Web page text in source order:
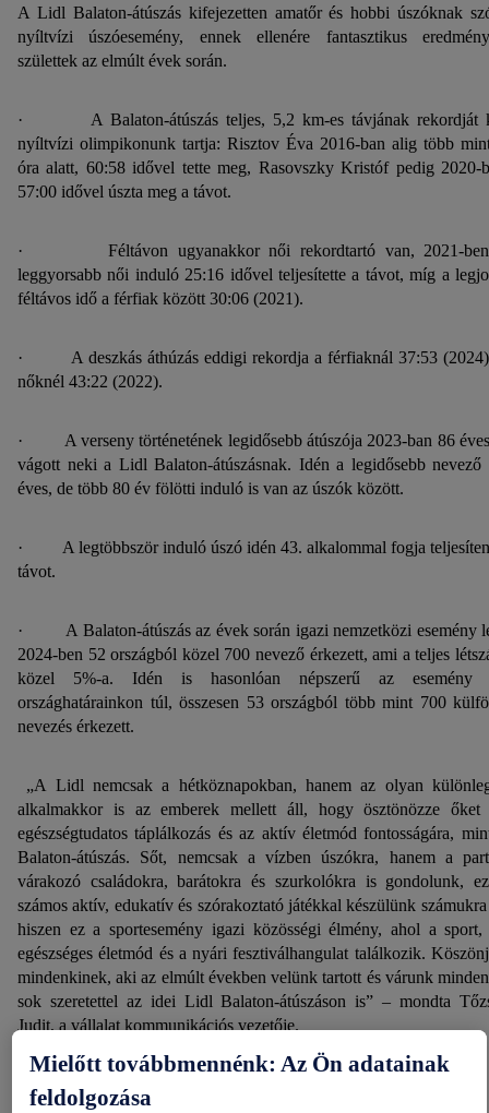
A Lidl Balaton-átúszás kifejezetten amatőr és hobbi úszóknak
nyíltvízi úszóesemény, ennek ellenére fantasztikus
születtek az elmúlt évek során.
· A Balaton-átúszás teljes, 5,2 km-es távjának rekordját
nyíltvízi olimpikonunk tartja: Risztov Éva 2016-ban alig több
óra alatt, 60:58 idővel tette meg, Rasovszky Kristóf pedig 2020-
57:00 idővel úszta meg a távot.
· Féltávon ugyanakkor női rekordtartó van, 2021-
leggyorsabb női induló 25:16 idővel teljesítette a távot, míg a
féltávos idő a férfiak között 30:06 (2021).
· A deszkás áthúzás eddigi rekordja a férfiaknál 37:53
nőknél 43:22 (2022).
· A verseny történetének legidősebb átúszója 2023-ban 86
vágott neki a Lidl Balaton-átúszásnak. Idén a legidősebb nevező
éves, de több 80 év fölötti induló is van az úszók között.
· A legtöbbször induló úszó idén 43. alkalommal fogja
távot.
· A Balaton-átúszás az évek során igazi nemzetközi esemény
2024-ben 52 országból közel 700 nevező érkezett, ami a teljes
közel 5%-a. Idén is hasonlóan népszerű az esemény
országhatárainkon túl, összesen 53 országból több mint 700
nevezés érkezett.
„A Lidl nemcsak a hétköznapokban, hanem az olyan
alkalmakkor is az emberek mellett áll, hogy ösztönözze őket
egészségtudatos táplálkozás és az aktív életmód fontosságára,
Balaton-átúszás. Sőt, nemcsak a vízben úszókra, hanem a
várakozó családokra, barátokra és szurkolókra is gondolunk,
számos aktív, edukatív és szórakoztató játékkal készülünk
hiszen ez a sportesemény igazi közösségi élmény, ahol a sport,
egészséges életmód és a nyári fesztiválhangulat találkozik.
mindenkinek, aki az elmúlt években velünk tartott és várunk
sok szeretettel az idei Lidl Balaton-átúszáson is” – mondta
Judit, a vállalat kommunikációs vezetője.
Mielőtt továbbmennénk: Az Ön adatainak
feldolgozása